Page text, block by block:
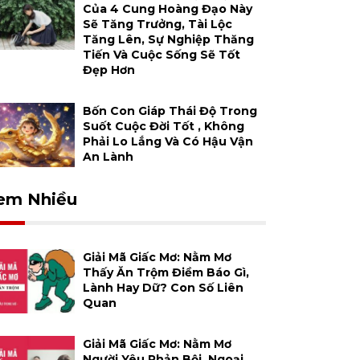
Của 4 Cung Hoàng Đạo Này
Sẽ Tăng Trưởng, Tài Lộc
Tăng Lên, Sự Nghiệp Thăng
Tiến Và Cuộc Sống Sẽ Tốt
Đẹp Hơn
Bốn Con Giáp Thái Độ Trong
Suốt Cuộc Đời Tốt , Không
Phải Lo Lắng Và Có Hậu Vận
An Lành
Nhiều
Giải Mã Giấc Mơ: Nằm Mơ
Thấy Ăn Trộm Điềm Báo Gì,
Lành Hay Dữ? Con Số Liên
Quan
Giải Mã Giấc Mơ: Nằm Mơ